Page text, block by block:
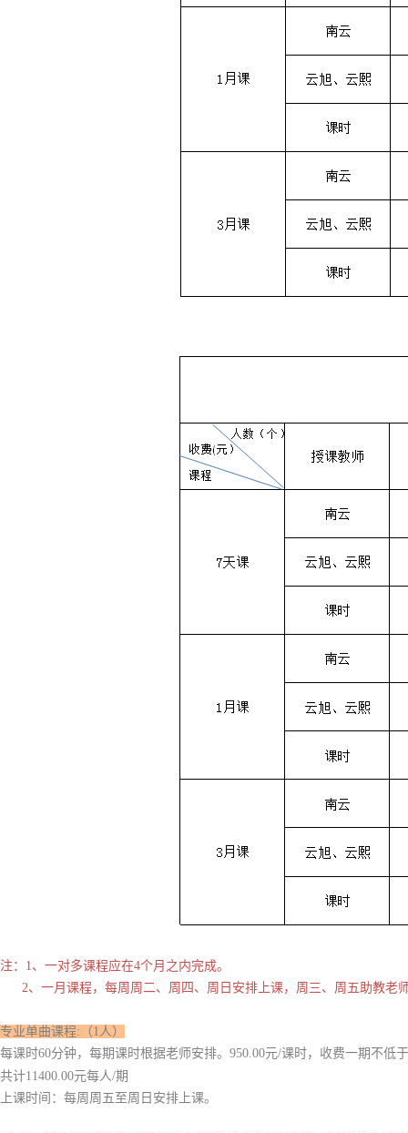
注：1、一对多课程应在4个月之内完成。
2、一月课程，每周周二、周四、周日安排上课，周三、周五助教老
专业单曲课程:（1人）
每课时60分钟，每期课时根据老师安排。950.00元/课时，收费一期不低
共计11400.00元每人/期
上课时间：每周周五至周日安排上课。